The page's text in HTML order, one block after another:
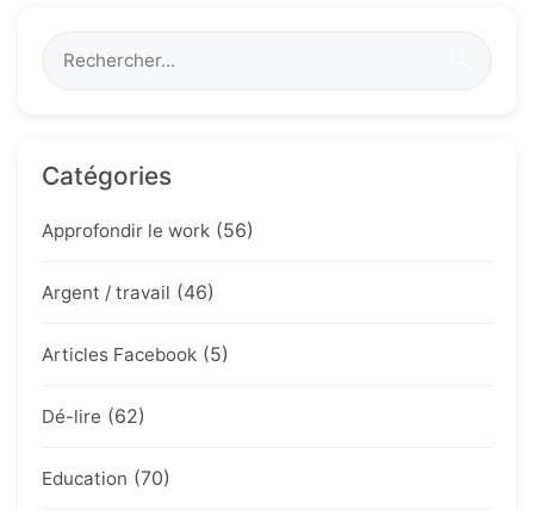
Catégories
Approfondir le work (56)
Argent / travail (46)
Articles Facebook (5)
Dé-lire (62)
Education (70)